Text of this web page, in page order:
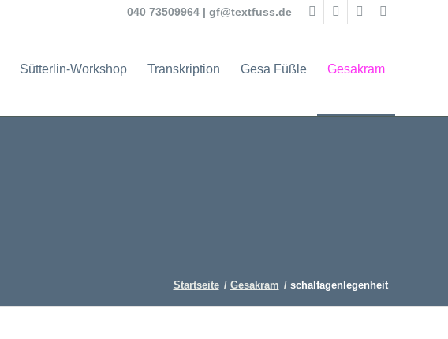
040 73509964 | gf@textfuss.de
Sütterlin-Workshop Transkription Gesa Füßle Gesakram
Startseite / Gesakram / schalfagenlegenheit